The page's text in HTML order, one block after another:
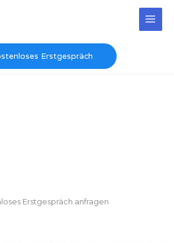
Erstgespräch
Erstgespräch anfragen